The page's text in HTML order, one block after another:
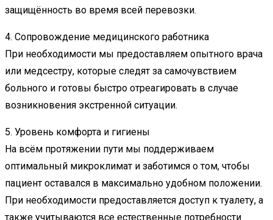
защищённость во время всей перевозки.
4. Сопровождение медицинского работника
При необходимости мы предоставляем опытного врача
или медсестру, которые следят за самочувствием
больного и готовы быстро отреагировать в случае
возникновения экстренной ситуации.
5. Уровень комфорта и гигиены
На всём протяжении пути мы поддерживаем
оптимальный микроклимат и заботимся о том, чтобы
пациент оставался в максимально удобном положении.
При необходимости предоставляется доступ к туалету, а
также учитываются все естественные потребности